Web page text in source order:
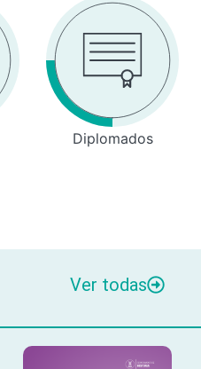
Diplomados
Ver todas